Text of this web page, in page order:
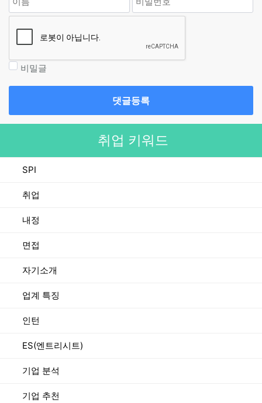
비밀글
댓글등록
취업 키워드
SPI
취업
내정
면접
자기소개
업계 특징
인턴
ES(엔트리시트)
기업 분석
기업 추천